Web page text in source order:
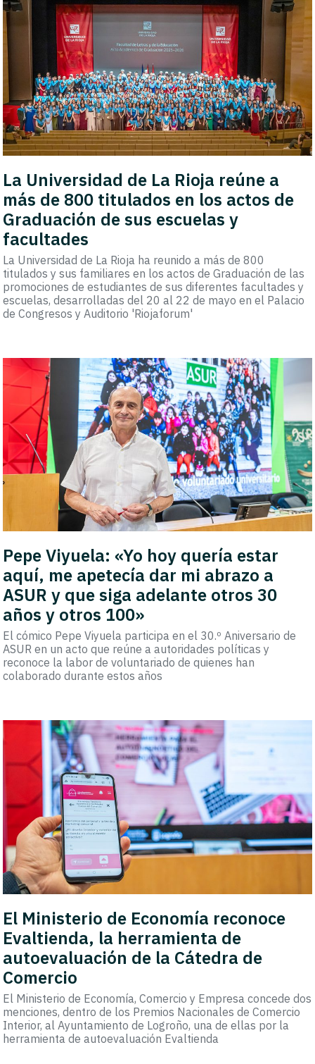
La Universidad de La Rioja reúne a
más de 800 titulados en los actos de
Graduación de sus escuelas y
facultades
La Universidad de La Rioja ha reunido a más de 800
titulados y sus familiares en los actos de Graduación de las
promociones de estudiantes de sus diferentes facultades y
escuelas, desarrolladas del 20 al 22 de mayo en el Palacio
de Congresos y Auditorio 'Riojaforum'
Pepe Viyuela: «Yo hoy quería estar
aquí, me apetecía dar mi abrazo a
ASUR y que siga adelante otros 30
años y otros 100»
El cómico Pepe Viyuela participa en el 30.º Aniversario de
ASUR en un acto que reúne a autoridades políticas y
reconoce la labor de voluntariado de quienes han
colaborado durante estos años
El Ministerio de Economía reconoce
Evaltienda, la herramienta de
autoevaluación de la Cátedra de
Comercio
El Ministerio de Economía, Comercio y Empresa concede dos
menciones, dentro de los Premios Nacionales de Comercio
Interior, al Ayuntamiento de Logroño, una de ellas por la
herramienta de autoevaluación Evaltienda